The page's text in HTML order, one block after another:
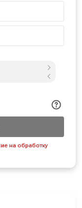
на обработку